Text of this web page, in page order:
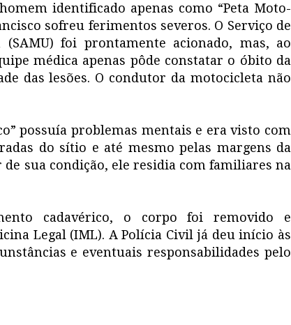
identificado apenas como “Peta Moto-
sofreu ferimentos severos. O Serviço de
foi prontamente acionado, mas, ao
médica apenas pôde constatar o óbito da
das lesões. O condutor da motocicleta não
possuía problemas mentais e era visto com
do sítio e até mesmo pelas margens da
sua condição, ele residia com familiares na
cadavérico, o corpo foi removido e
Legal (IML). A Polícia Civil já deu início às
e eventuais responsabilidades pelo